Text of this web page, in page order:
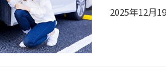
2025年12月